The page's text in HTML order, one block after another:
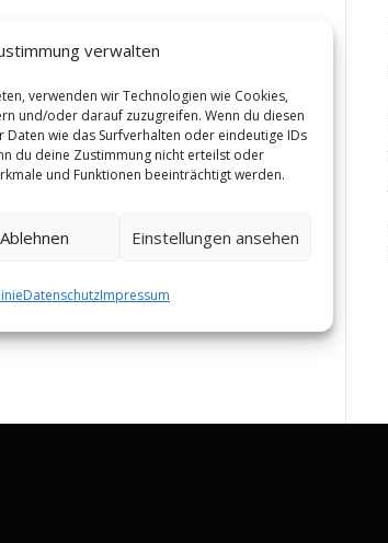
verwalten
verwenden wir Technologien wie Cookies,
und/oder darauf zuzugreifen. Wenn du diesen
wie das Surfverhalten oder eindeutige IDs
du deine Zustimmung nicht erteilst oder
und Funktionen beeinträchtigt werden.
Ablehnen Einstellungen ansehen
DatenschutzImpressum